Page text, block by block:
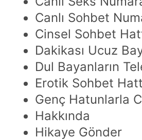
Canlı Sohbet
Cinsel Sohbet
Dakikası Ucuz
Dul Bayanların
Erotik Sohbet
Genç Hatunlarla
Hakkında
Hikaye Gönder